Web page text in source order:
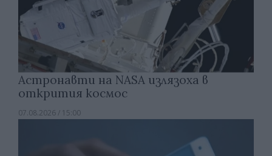
Астронавти на NASA излязоха в
открития космос
07.08.2026 / 15:00